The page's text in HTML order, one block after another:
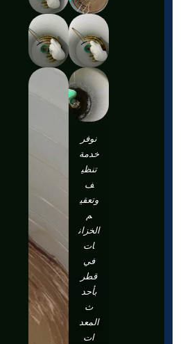
نوفر
خدمة
تنظي
ف
وتعقي
الخزان
ات
في
قطر
بأحد
المعد
ات